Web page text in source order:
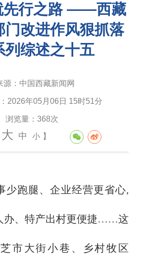
先行之路 ——西藏
门改进作风狠抓落
列综述之十五
源： 中国西藏新闻网
2026年05月06日 15时51分
浏览量： 368次
大 中 小 】
少跑腿、企业经营更省心,
办、特产出村更便捷……这
市大街小巷、乡村牧区